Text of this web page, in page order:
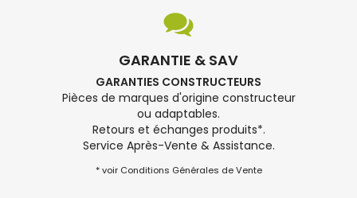
GARANTIE & SAV
GARANTIES CONSTRUCTEURS
Pièces de marques d'origine constructeur
ou adaptables.
Retours et échanges produits*.
Service Après-Vente & Assistance.
* voir Conditions Générales de Vente